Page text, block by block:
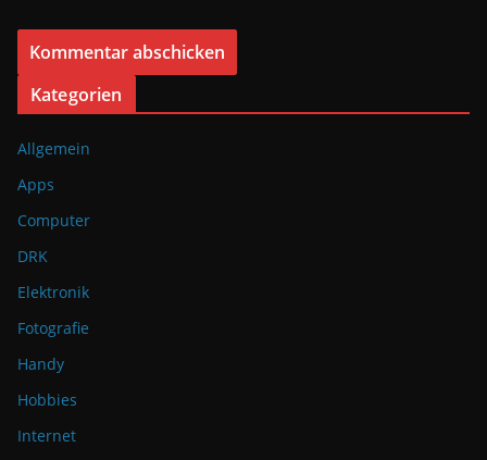
Kategorien
Allgemein
Apps
Computer
DRK
Elektronik
Fotografie
Handy
Hobbies
Internet